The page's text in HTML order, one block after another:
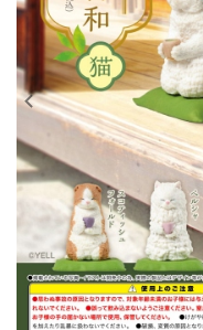
カプセルトイ
販促用空カプセル
レンタル
景品・玩具・文具
販促用カプセルト